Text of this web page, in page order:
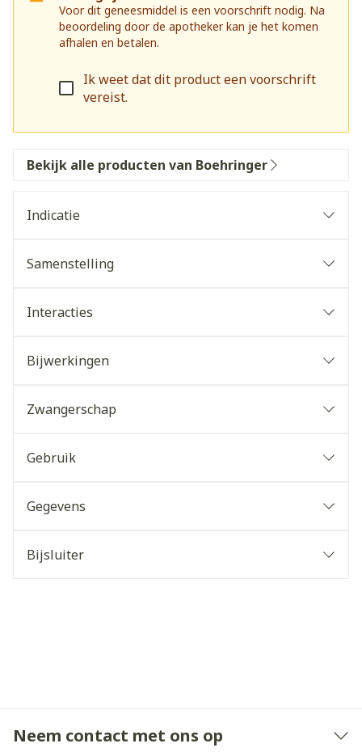
Voor dit geneesmiddel is een voorschrift nodig. Na
beoordeling door de apotheker kan je het komen
afhalen en betalen.
Ik weet dat dit product een voorschrift
vereist.
Bekijk alle producten van Boehringer
Indicatie
Samenstelling
Interacties
Bijwerkingen
Zwangerschap
Gebruik
Gegevens
Bijsluiter
Neem contact met ons op